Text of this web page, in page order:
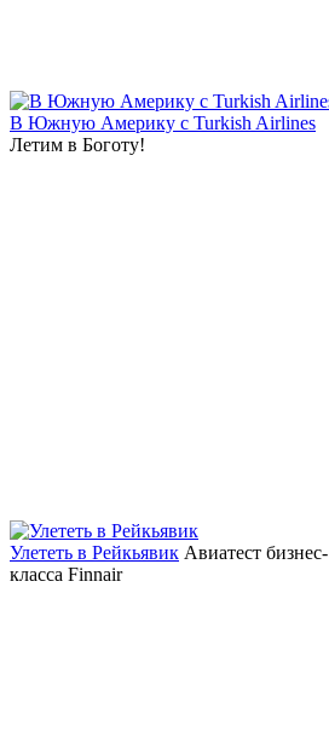
В Южную Америку с Turkish Airlines
Летим в Боготу!
Улететь в Рейкьявик Авиатест бизнес-
класса Finnair